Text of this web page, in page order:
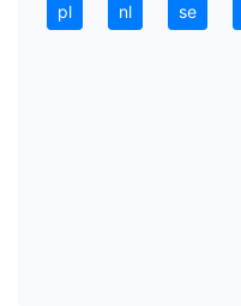
pl nl se